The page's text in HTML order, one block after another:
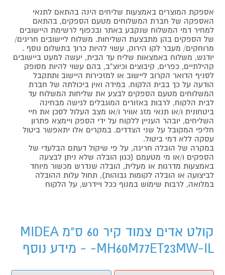
אספקת המוצרים באמצעות שליחים הינה בהתאם לתנאי
האספקה של חברת המשלוחים מטעם הספקים, בהתאם
למחיר דמי המשלוח שנקבע באתר ובכפוף לרשימת היישובים
של הספקים בהן מתבצעת השליחות. משלוח ליישובים חריגים/
מרוחקים/ מעבר לקו הירוק, עשוי להיות כרוך בתשלום נוסף .
יודגש, משלוח באמצאות שליח עד הבית, יעשה למעט ביישובים
קהילתיים, כפרים, קיבוצים וכיוצ"ב, בהם עשוי להיות מסופק
לסניף הדואר הקרוב ליישוב או למזכירות היישוב ותתקבל
הודעה על כך בבית הלקוח. במידה ואין ביכולתה של חברת
המשלוחים מטעם הספקים לבצע את שליחות המשלוח עד
לבית הלקוח, לרבות באזורים המוגבלים לגישה מבחינה
ביטחונית ו/או תנאי מזג אוויר ו/או מצב העלול לסכן את חיי
השליחים, יובהר העניין ללקוח על ידי הספק ויימצא פתרון
חליפי המקובל על שני הצדדים. במקרים אלו יתאפשר ביטול
עסקה ללא דמי ביטול.
במקרה של הובלה חריגה, על פי שיקול דעתם הבלעדי של
הספקים ו/או מי מטעמם (כגון הובלה שלא ניתן לבצעה
באמצעות מדרגות או מעלית, הובלה שנדרש מכשור מיוחד
לביצועה או הובלה לקומות גבוהות), תחול עלות ההובלה
במלואה, לרבות שימוש במנוף ככל ויידרש, על הלקוח
קולט אדים צמוד קיר 60 ס"מ MIDEA
MH60M77ET23MW-IL- - מידע נוסף